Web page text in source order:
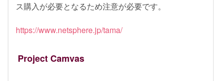
ス購入が必要となるため注意が必要です。
https://www.netsphere.jp/tama/
Project Camvas